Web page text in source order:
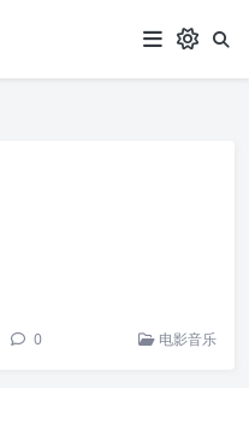
0 电影音乐